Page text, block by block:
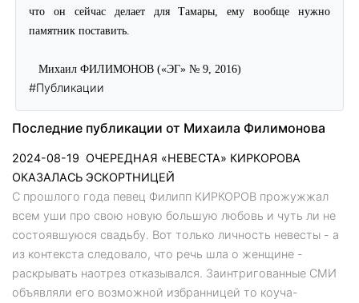
что он сейчас делает для Тамары, ему вообще нужно
памятник поставить.
Михаил ФИЛИМОНОВ («ЭГ» № 9, 2016)
#Публикации
Последние публикации от Михаила Филимонова
2024-08-19 ОЧЕРЕДНАЯ «НЕВЕСТА» КИРКОРОВА
ОКАЗАЛАСЬ ЭСКОРТНИЦЕЙ
С прошлого года певец Филипп КИРКОРОВ прожужжал
всем уши про свою новую большую любовь и чуть ли не
состоявшуюся свадьбу. Вот только личность невесты - а
из контекста следовало, что речь шла о женщине -
раскрывать наотрез отказывался. Заинтригованные СМИ
объявляли его возможной избранницей то коуча-